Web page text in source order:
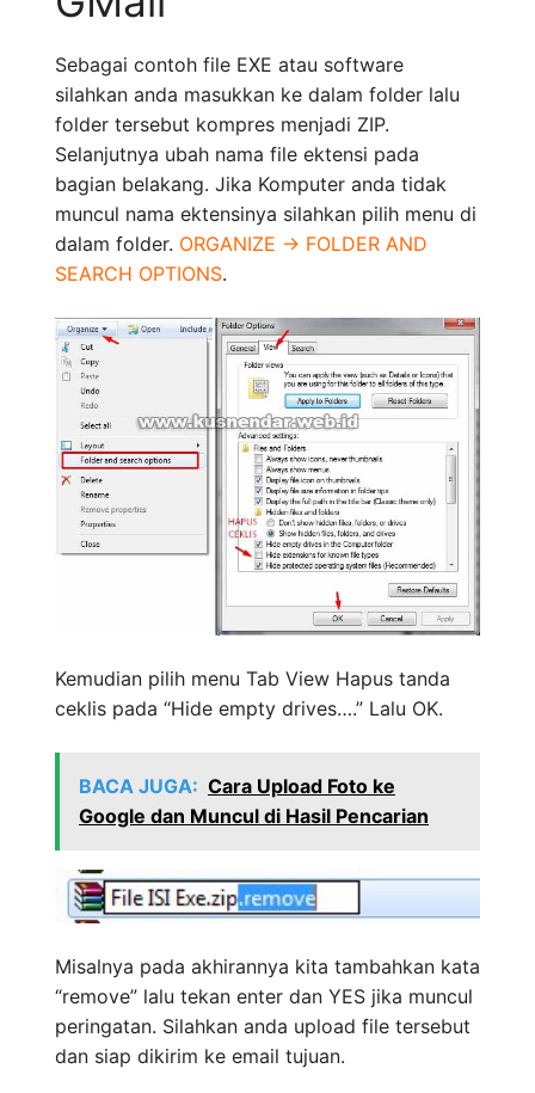
Sebagai contoh file EXE atau software
silahkan anda masukkan ke dalam folder lalu
folder tersebut kompres menjadi ZIP.
Selanjutnya ubah nama file ektensi pada
bagian belakang. Jika Komputer anda tidak
muncul nama ektensinya silahkan pilih menu di
dalam folder. ORGANIZE -> FOLDER AND
SEARCH OPTIONS.
Kemudian pilih menu Tab View Hapus tanda
ceklis pada “Hide empty drives….” Lalu OK.
BACA JUGA: Cara Upload Foto ke
Google dan Muncul di Hasil Pencarian
Misalnya pada akhirannya kita tambahkan kata
“remove” lalu tekan enter dan YES jika muncul
peringatan. Silahkan anda upload file tersebut
dan siap dikirim ke email tujuan.